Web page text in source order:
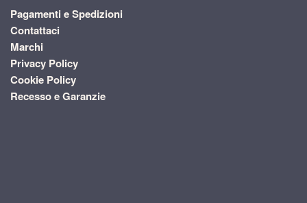
Pagamenti e Spedizioni
Contattaci
Marchi
Privacy Policy
Cookie Policy
Recesso e Garanzie